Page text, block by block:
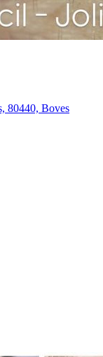
80440, Boves